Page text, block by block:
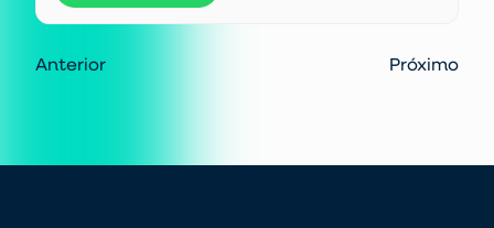
Anterior Próximo